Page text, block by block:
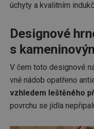
úchyty a kvalitním
Designové
s
V čem toto designové
vně nádob opatřeno
vzhledem leštěného
povrchu se jídla